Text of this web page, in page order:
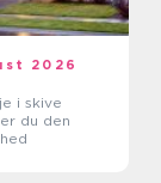
2026
i skive
du den